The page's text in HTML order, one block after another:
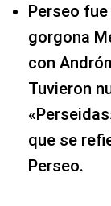
Perseo
gorgona
con
Tuvieron
que se
Perseo.